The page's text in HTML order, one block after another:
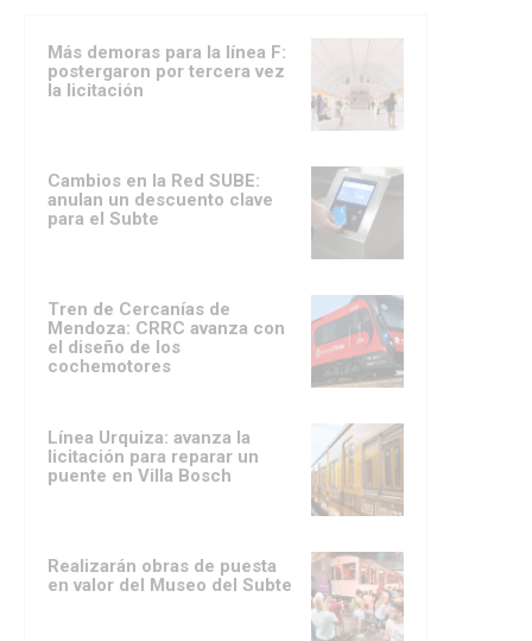
Más demoras para la línea F:
postergaron por tercera vez
la licitación
Cambios en la Red SUBE:
anulan un descuento clave
para el Subte
Tren de Cercanías de
Mendoza: CRRC avanza con
el diseño de los
cochemotores
Línea Urquiza: avanza la
licitación para reparar un
puente en Villa Bosch
Realizarán obras de puesta
en valor del Museo del Subte